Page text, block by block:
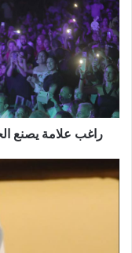
راغب علامة يصنع